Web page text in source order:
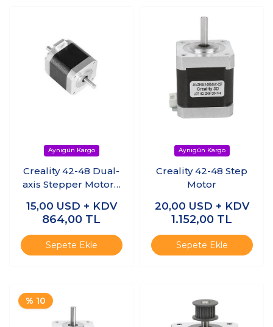
Creality 42-48 Dual-
axis Stepper Motor -
15,00 USD + KDV
864,00 TL
Sepete Ekle
Creality 42-48 Step
Motor
20,00 USD + KDV
1.152,00 TL
Sepete Ekle
% 10